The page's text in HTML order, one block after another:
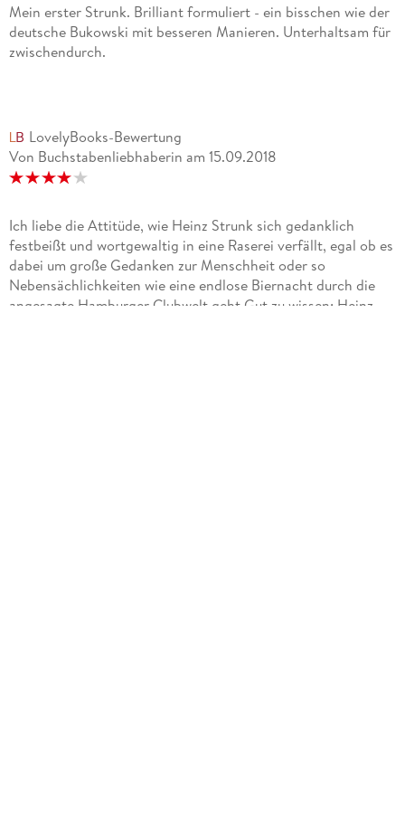
Mein erster Strunk. Brilliant formuliert - ein bisschen wie der
deutsche Bukowski mit besseren Manieren. Unterhaltsam für
zwischendurch.
LovelyBooks-Bewertung
Von Buchstabenliebhaberin am 15.09.2018
Ich liebe die Attitüde, wie Heinz Strunk sich gedanklich
festbeißt und wortgewaltig in eine Raserei verfällt, egal ob es
dabei um große Gedanken zur Menschheit oder so
Nebensächlichkeiten wie eine endlose Biernacht durch die
angesagte Hamburger Clubwelt geht.Gut zu wissen: Heinz